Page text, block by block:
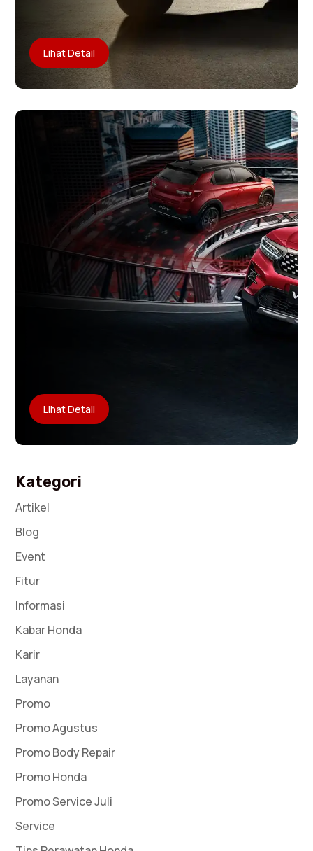
Lihat Detail
Lihat Detail
Kategori
Artikel
Blog
Event
Fitur
Informasi
Kabar Honda
Karir
Layanan
Promo
Promo Agustus
Promo Body Repair
Promo Honda
Promo Service Juli
Service